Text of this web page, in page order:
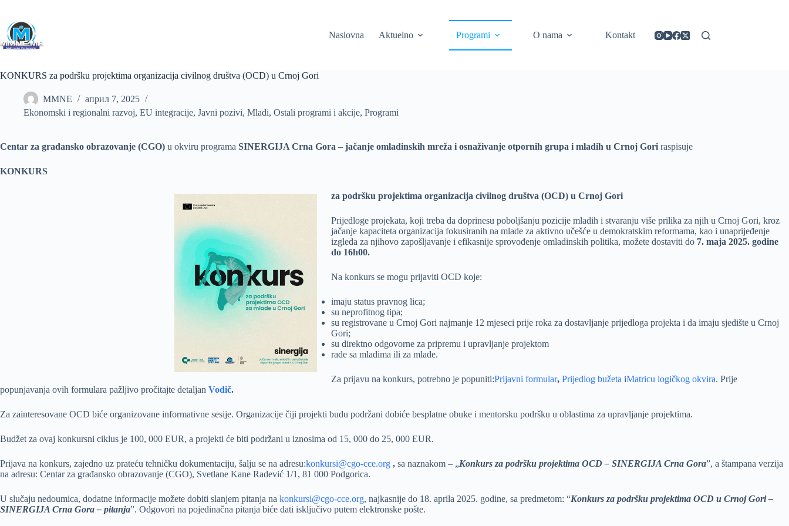
content
Naslovna
Aktuelno Programi O nama Kontakt
KONKURS za podršku projektima organizacija civilnog društva (OCD) u Crnoj Gori
MMNE
април 7, 2025
Ekonomski i regionalni razvoj, EU integracije, Javni pozivi, Mladi, Ostali programi i akcije, Programi
Centar za građansko obrazovanje (CGO) u okviru programa SINERGIJA Crna Gora – jačanje omladinskih mreža i osnaživanje otpornih grupa i mladih u Crnoj Gori raspisuje
KONKURS
za podršku projektima organizacija civilnog društva (OCD) u Crnoj Gori
Prijedloge projekata, koji treba da doprinesu poboljšanju pozicije mladih i stvaranju više prilika za njih u Crnoj Gori, kroz
jačanje kapaciteta organizacija fokusiranih na mlade za aktivno učešće u demokratskim reformama, kao i unaprijeđenje
izgleda za njihovo zapošljavanje i efikasnije sprovođenje omladinskih politika, možete dostaviti do 7. maja 2025. godine
do 16h00.
Na konkurs se mogu prijaviti OCD koje:
imaju status pravnog lica;
su neprofitnog tipa;
su registrovane u Crnoj Gori najmanje 12 mjeseci prije roka za dostavljanje prijedloga projekta i da imaju sjedište u Crnoj
Gori;
su direktno odgovorne za pripremu i upravljanje projektom
rade sa mladima ili za mlade.
Za prijavu na konkurs, potrebno je popuniti:Prijavni formular, Prijedlog bužeta iMatricu logičkog okvira. Prije
popunjavanja ovih formulara pažljivo pročitajte detaljan Vodič.
Za zainteresovane OCD biće organizovane informativne sesije. Organizacije čiji projekti budu podržani dobiće besplatne obuke i mentorsku podršku u oblastima za upravljanje projektima.
Budžet za ovaj konkursni ciklus je 100, 000 EUR, a projekti će biti podržani u iznosima od 15, 000 do 25, 000 EUR.
Prijava na konkurs, zajedno uz prateću tehničku dokumentaciju, šalju se na adresu:konkursi@cgo-cce.org , sa naznakom – „Konkurs za podršku projektima OCD – SINERGIJA Crna Gora”, a štampana verzija
na adresu: Centar za građansko obrazovanje (CGO), Svetlane Kane Radević 1/1, 81 000 Podgorica.
U slučaju nedoumica, dodatne informacije možete dobiti slanjem pitanja na konkursi@cgo-cce.org, najkasnije do 18. aprila 2025. godine, sa predmetom: “Konkurs za podršku projektima OCD u Crnoj Gori –
SINERGIJA Crna Gora – pitanja”. Odgovori na pojedinačna pitanja biće dati isključivo putem elektronske pošte.